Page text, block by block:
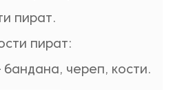
пират.
пират:
череп, кости.